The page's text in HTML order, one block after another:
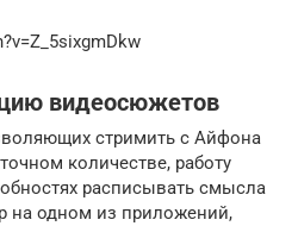
видеосюжетов
стримить с Айфона
количестве, работу
расписывать смысла
на одном из приложений,